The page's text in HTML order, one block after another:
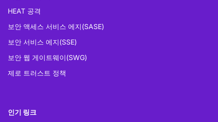
HEAT 공격
보안 액세스 서비스 에지(SASE)
보안 서비스 에지(SSE)
보안 웹 게이트웨이(SWG)
제로 트러스트 정책
인기 링크